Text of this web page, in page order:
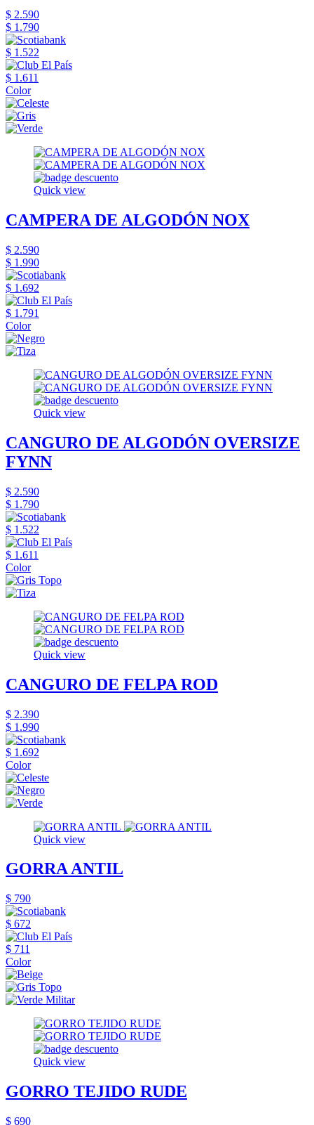
$ 2.590
$ 1.790
$ 1.522
$ 1.611
Color
Quick view
CAMPERA DE ALGODÓN NOX
$ 2.590
$ 1.990
$ 1.692
$ 1.791
Color
Quick view
CANGURO DE ALGODÓN OVERSIZE
FYNN
$ 2.590
$ 1.790
$ 1.522
$ 1.611
Color
Quick view
CANGURO DE FELPA ROD
$ 2.390
$ 1.990
$ 1.692
Color
Quick view
GORRA ANTIL
$ 790
$ 672
$ 711
Color
Quick view
GORRO TEJIDO RUDE
$ 690